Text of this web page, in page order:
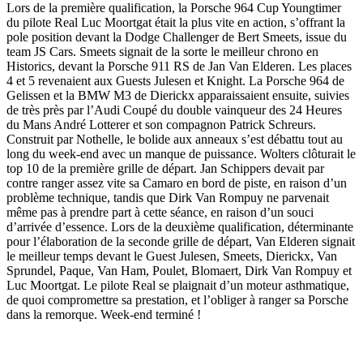
Lors de la première qualification, la Porsche 964 Cup Youngtimer
du pilote Real Luc Moortgat était la plus vite en action, s’offrant la
pole position devant la Dodge Challenger de Bert Smeets, issue du
team JS Cars. Smeets signait de la sorte le meilleur chrono en
Historics, devant la Porsche 911 RS de Jan Van Elderen. Les places
4 et 5 revenaient aux Guests Julesen et Knight. La Porsche 964 de
Gelissen et la BMW M3 de Dierickx apparaissaient ensuite, suivies
de très près par l’Audi Coupé du double vainqueur des 24 Heures
du Mans André Lotterer et son compagnon Patrick Schreurs.
Construit par Nothelle, le bolide aux anneaux s’est débattu tout au
long du week-end avec un manque de puissance. Wolters clôturait le
top 10 de la première grille de départ. Jan Schippers devait par
contre ranger assez vite sa Camaro en bord de piste, en raison d’un
problème technique, tandis que Dirk Van Rompuy ne parvenait
même pas à prendre part à cette séance, en raison d’un souci
d’arrivée d’essence. Lors de la deuxième qualification, déterminante
pour l’élaboration de la seconde grille de départ, Van Elderen signait
le meilleur temps devant le Guest Julesen, Smeets, Dierickx, Van
Sprundel, Paque, Van Ham, Poulet, Blomaert, Dirk Van Rompuy et
Luc Moortgat. Le pilote Real se plaignait d’un moteur asthmatique,
de quoi compromettre sa prestation, et l’obliger à ranger sa Porsche
dans la remorque. Week-end terminé !